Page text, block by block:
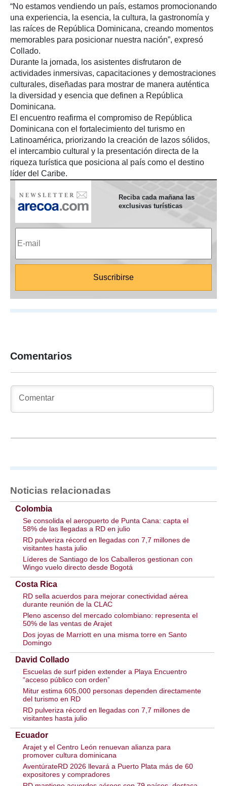
“No estamos vendiendo un país, estamos promocionando
una experiencia, la esencia, la cultura, la gastronomía y
las raíces de República Dominicana, creando momentos
memorables para posicionar nuestra nación”, expresó
Collado.
Durante la jornada, los asistentes disfrutaron de
actividades inmersivas, capacitaciones y demostraciones
culturales, diseñadas para mostrar de manera auténtica
la diversidad y esencia que definen a República
Dominicana.
El encuentro reafirma el compromiso de República
Dominicana con el fortalecimiento del turismo en
Latinoamérica, priorizando la creación de lazos sólidos,
el intercambio cultural y la presentación directa de la
riqueza turística que posiciona al país como el destino
líder del Caribe.
Reciba cada mañana las
exclusivas turísticas
Comentarios
Noticias relacionadas
Colombia
Se consolida el aeropuerto de Punta Cana: capta el
58% de las llegadas a RD en julio
RD pulveriza récord en llegadas con 7,7 millones de
visitantes hasta julio
Líderes de Santiago de los Caballeros gestionan con
Wingo vuelo directo desde Bogotá
Costa Rica
RD sella acuerdos para mejorar conectividad aérea
durante reunión de la CLAC
Pleno ascenso del mercado colombiano: representa el
50% de las ventas de Arajet
Dos joyas de Marriott en una misma torre en Santo
Domingo
David Collado
Escuelas de surf piden extender a Playa Encuentro
“acceso público con orden”
Mitur estima 605,000 personas dependen directamente
del turismo en RD
RD pulveriza récord en llegadas con 7,7 millones de
visitantes hasta julio
Ecuador
Arajet y el Centro León renuevan alianza para
promover cultura dominicana
AventúrateRD 2026 llevará a Puerto Plata más de 60
expositores y compradores